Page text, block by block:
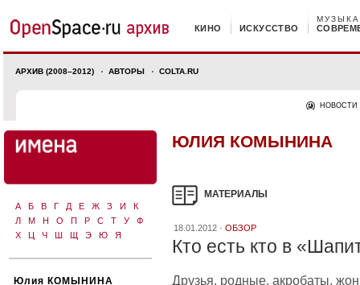
КИНО ИСКУССТВО
МУЗЫКА
АРХИВ (2008–2012) АВТОРЫ COLTA.RU
НОВОСТИ
А Б В Г Д Е Ж З И
К
Л
М Н О П Р С Т У
Ф
Х
Ц Ч Ш Щ Э Ю Я
Юлия КОМЫНИНА
ЮЛИЯ КОМЫНИНА
МАТЕРИАЛЫ
18.01.2012 · ОБЗОР
Кто есть кто в
Друзья, родные, акробаты,